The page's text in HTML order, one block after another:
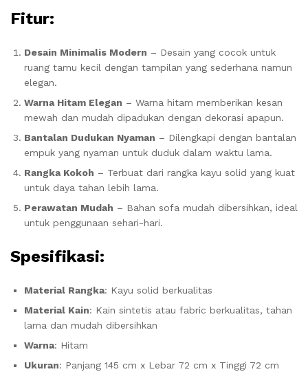
Fitur:
Desain Minimalis Modern – Desain yang cocok untuk
ruang tamu kecil dengan tampilan yang sederhana namun
elegan.
Warna Hitam Elegan – Warna hitam memberikan kesan
mewah dan mudah dipadukan dengan dekorasi apapun.
Bantalan Dudukan Nyaman – Dilengkapi dengan bantalan
empuk yang nyaman untuk duduk dalam waktu lama.
Rangka Kokoh – Terbuat dari rangka kayu solid yang kuat
untuk daya tahan lebih lama.
Perawatan Mudah – Bahan sofa mudah dibersihkan, ideal
untuk penggunaan sehari-hari.
Spesifikasi:
Material Rangka: Kayu solid berkualitas
Material Kain: Kain sintetis atau fabric berkualitas, tahan
lama dan mudah dibersihkan
Warna: Hitam
Ukuran: Panjang 145 cm x Lebar 72 cm x Tinggi 72 cm